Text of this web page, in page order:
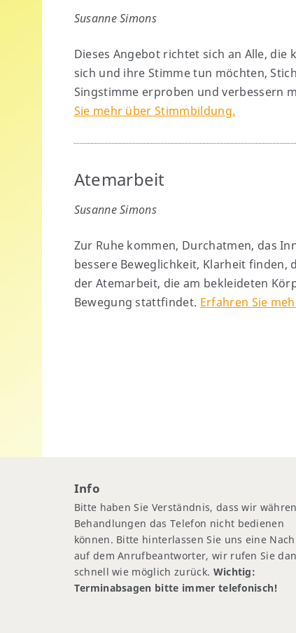
Susanne Simons
Dieses Angebot richtet sich an Alle,
sich und ihre Stimme tun möchten,
Singstimme erproben und verbessern
Sie mehr über Stimmbildung.
Atemarbeit
Susanne Simons
Zur Ruhe kommen, Durchatmen, das
bessere Beweglichkeit, Klarheit finden,
der Atemarbeit, die am bekleideten
Bewegung stattfindet. Erfahren Sie
Info
Bitte haben Sie Verständnis, dass wir
Behandlungen das Telefon nicht bedienen
können. Bitte hinterlassen Sie uns eine
auf dem Anrufbeantworter, wir rufen Sie
schnell wie möglich zurück. Wichtig:
Terminabsagen bitte immer telefonisch!